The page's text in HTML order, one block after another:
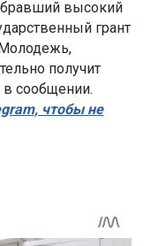
высокий
грант
получит
в сообщении.
чтобы не